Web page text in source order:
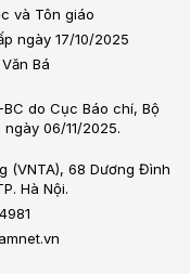
và Tôn giáo
ngày 17/10/2025
Bá
do Cục Báo chí, Bộ
06/11/2025.
(VNTA), 68 Dương Đình
Hà Nội.